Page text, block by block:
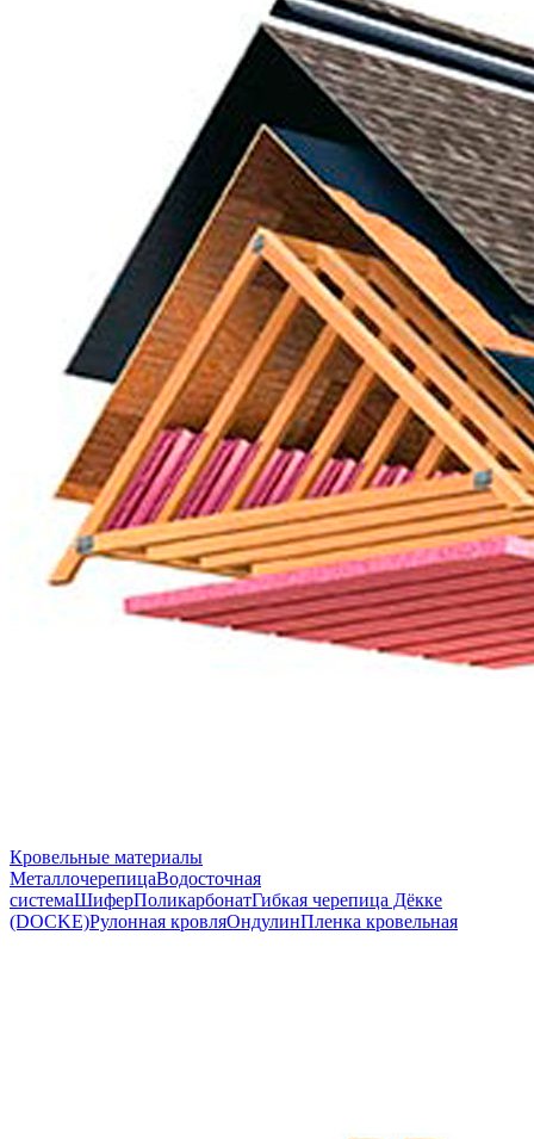
Кровельные материалы
МеталлочерепицаВодосточная
системаШиферПоликарбонатГибкая черепица Дёкке
(DOCKE)Рулонная кровляОндулинПленка кровельная